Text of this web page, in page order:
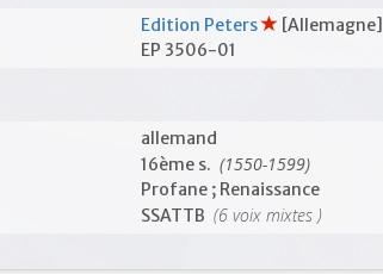
Edition Peters
[Allemagne]
EP 3506-01
allemand
16ème s. (1550-1599)
Profane ; Renaissance
SSATTB (6 voix mixtes )